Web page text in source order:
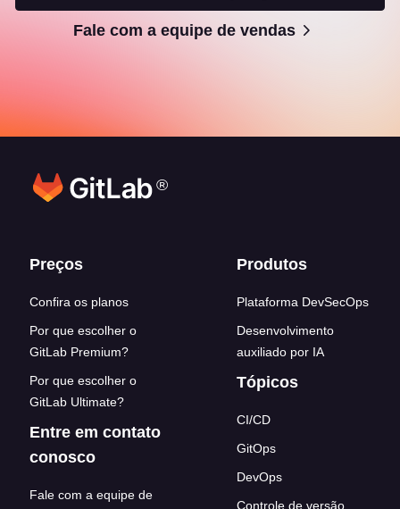
Fale com a equipe de vendas
®
Footer links
Preços
Confira os planos
Por que escolher o
GitLab Premium?
Por que escolher o
GitLab Ultimate?
Entre em contato
conosco
Fale com a equipe de
Produtos
Plataforma DevSecOps
Desenvolvimento
auxiliado por IA
Tópicos
CI/CD
GitOps
DevOps
Controle de versão